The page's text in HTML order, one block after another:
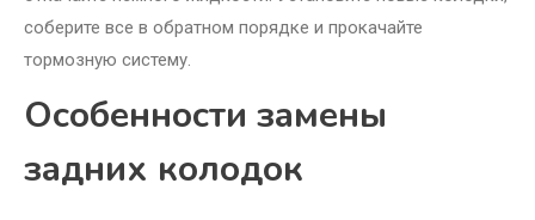
соберите все в обратном порядке и прокачайте
тормозную систему.
Особенности замены
задних колодок